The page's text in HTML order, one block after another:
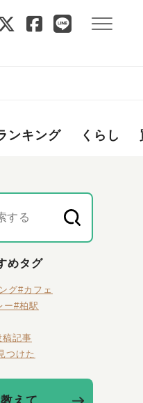
ンキング くらし
めタグ
グ#カフェ
ー#柏駅
稿記事
つけた